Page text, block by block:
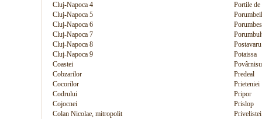
Cluj-Napoca 4
Portile de
Cluj-Napoca 5
Cluj-Napoca 6
Cluj-Napoca 7
Cluj-Napoca 8
Postavaru
Cluj-Napoca 9
Potaissa
Coastei
Cobzarilor
Predeal
Cocorilor
Prieteniei
Codrului
Pripor
Cojocnei
Prislop
Colan Nicolae, mitropolit
Privelistei